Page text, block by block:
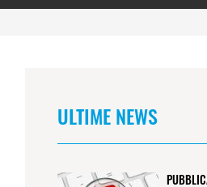
ULTIME NEWS